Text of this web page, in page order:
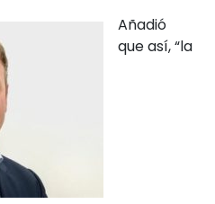
Añadió
que así, “la